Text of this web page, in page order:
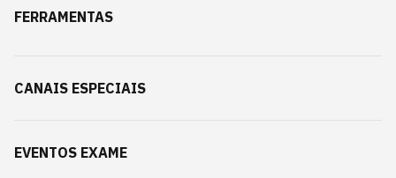
FERRAMENTAS
CANAIS ESPECIAIS
EVENTOS EXAME